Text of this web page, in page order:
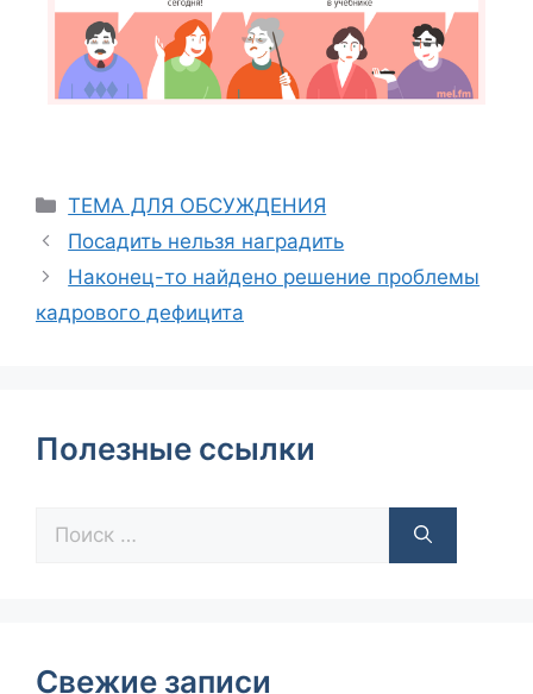
ТЕМА ДЛЯ ОБСУЖДЕНИЯ
Посадить нельзя наградить
Наконец-то найдено решение проблемы
кадрового дефицита
Полезные ссылки
Свежие записи